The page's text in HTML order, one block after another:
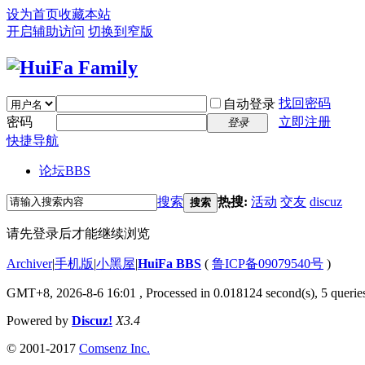
设为首页收藏本站
开启辅助访问 切换到窄版
自动登录 找回密码
密码
登录
立即注册
快捷导航
论坛BBS
搜索 搜索 热搜: 活动 交友 discuz
请先登录后才能继续浏览
Archiver|手机版|小黑屋|HuiFa BBS ( 鲁ICP备09079540号 )
GMT+8, 2026-8-6 16:01 , Processed in 0.018124 second(s), 5
Powered by Discuz! X3.4
© 2001-2017 Comsenz Inc.